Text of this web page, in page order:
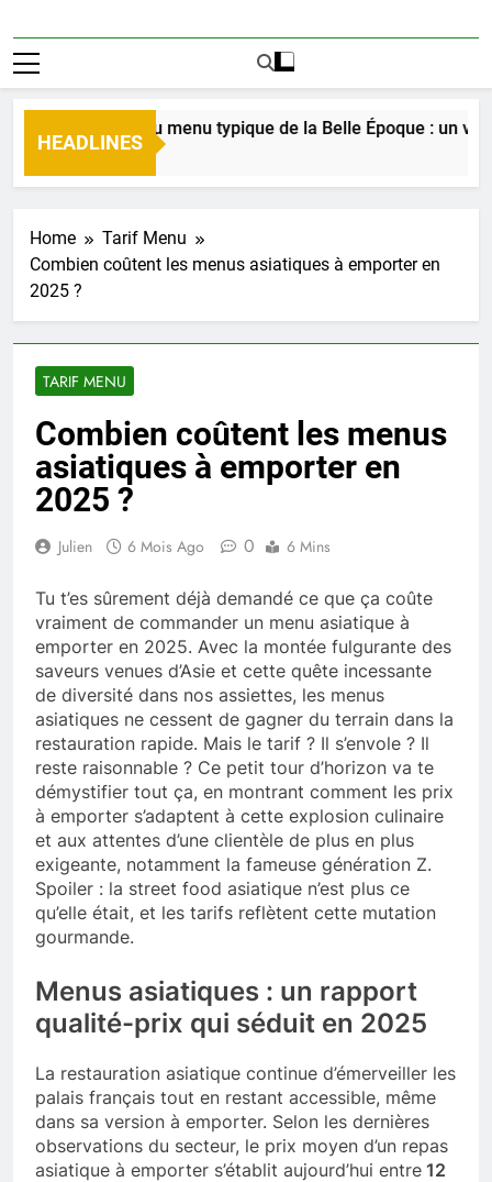
HEADLINES
Découverte du menu typique de la Belle Époque : un voyage
4 Jours Ago
Home
Tarif Menu
Combien coûtent les menus asiatiques à emporter en
2025 ?
TARIF MENU
Combien coûtent les menus
asiatiques à emporter en
2025 ?
Julien 6 Mois Ago 0 6 Mins
Tu t’es sûrement déjà demandé ce que ça coûte
vraiment de commander un menu asiatique à
emporter en 2025. Avec la montée fulgurante des
saveurs venues d’Asie et cette quête incessante
de diversité dans nos assiettes, les menus
asiatiques ne cessent de gagner du terrain dans la
restauration rapide. Mais le tarif ? Il s’envole ? Il
reste raisonnable ? Ce petit tour d’horizon va te
démystifier tout ça, en montrant comment les prix
à emporter s’adaptent à cette explosion culinaire
et aux attentes d’une clientèle de plus en plus
exigeante, notamment la fameuse génération Z.
Spoiler : la street food asiatique n’est plus ce
qu’elle était, et les tarifs reflètent cette mutation
gourmande.
Menus asiatiques : un rapport
qualité-prix qui séduit en 2025
La restauration asiatique continue d’émerveiller les
palais français tout en restant accessible, même
dans sa version à emporter. Selon les dernières
observations du secteur, le prix moyen d’un repas
asiatique à emporter s’établit aujourd’hui entre 12